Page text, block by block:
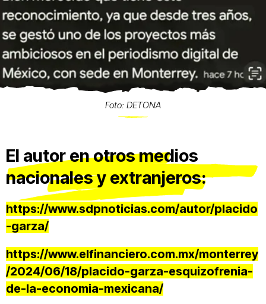
Foto: DETONA
El autor en otros medios
nacionales y extranjeros:
https://www.sdpnoticias.com/autor/placido
-garza/
https://www.elfinanciero.com.mx/monterrey
/2024/06/18/placido-garza-esquizofrenia-
de-la-economia-mexicana/